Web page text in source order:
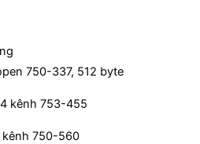
750-337, 512 byte
kênh 753-455
kênh 750-560